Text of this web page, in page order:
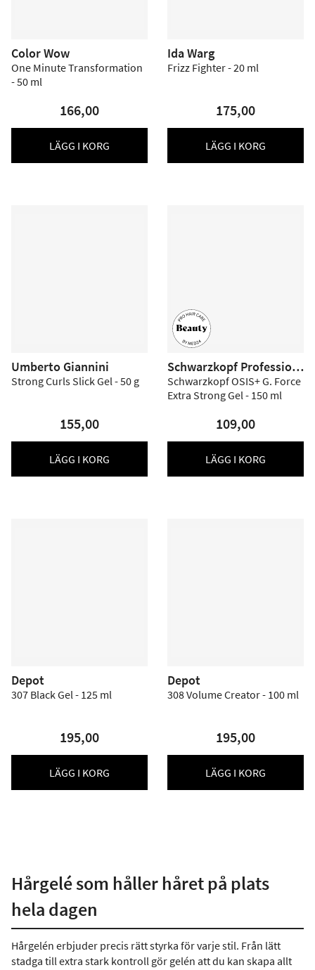
Color Wow
One Minute Transformation
- 50 ml
166,00
LÄGG I KORG
Ida Warg
Frizz Fighter - 20 ml
175,00
LÄGG I KORG
Umberto Giannini
Strong Curls Slick Gel - 50 g
155,00
LÄGG I KORG
Schwarzkopf Profession
al
Schwarzkopf OSIS+ G. Force
Extra Strong Gel - 150 ml
109,00
LÄGG I KORG
Depot
307 Black Gel - 125 ml
195,00
LÄGG I KORG
Depot
308 Volume Creator - 100 ml
195,00
LÄGG I KORG
Hårgelé som håller håret på plats
hela dagen
Hårgelén erbjuder precis rätt styrka för varje stil. Från lätt
stadga till extra stark kontroll gör gelén att du kan skapa allt